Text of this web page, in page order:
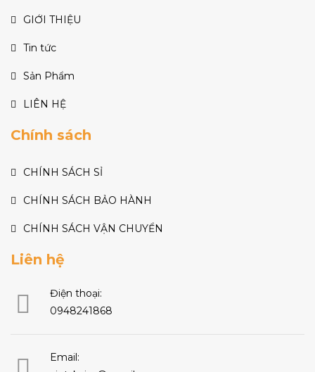
GIỚI THIỆU
Tin tức
Sản Phẩm
LIÊN HỆ
Chính sách
CHÍNH SÁCH SỈ
CHÍNH SÁCH BẢO HÀNH
CHÍNH SÁCH VẬN CHUYỂN
Liên hệ
Điện thoại:
0948241868
Email: